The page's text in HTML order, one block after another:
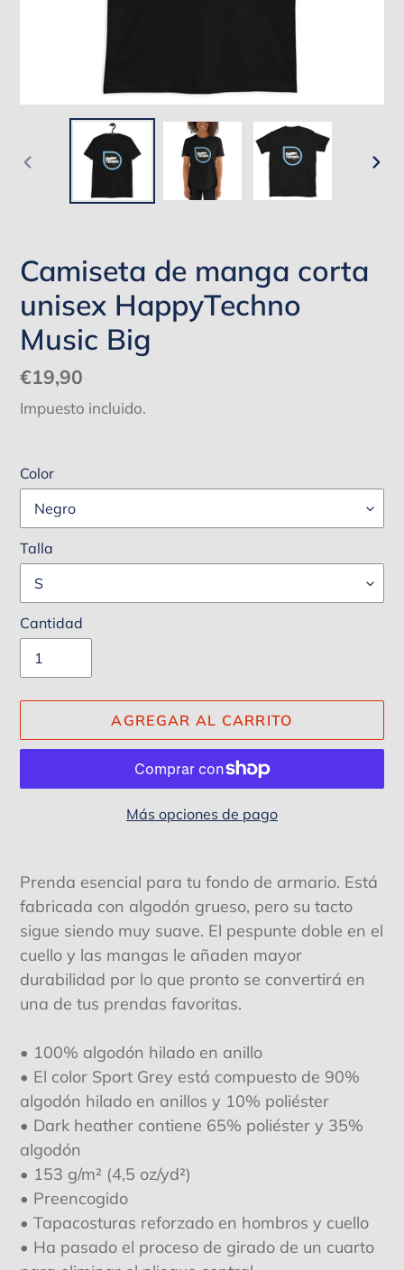
ANTERIOR
DIAPOSITIVA
Camiseta de manga corta
unisex HappyTechno
Music Big
Precio
habitual
€19,90
Impuesto incluido.
Color
Talla
Cantidad
AGREGAR AL CARRITO
Más opciones de pago
el
producto
tu
carrito
de
compra
Prenda esencial para tu fondo de armario. Está
fabricada con algodón grueso, pero su tacto
sigue siendo muy suave. El pespunte doble en el
cuello y las mangas le añaden mayor
durabilidad por lo que pronto se convertirá en
una de tus prendas favoritas.
• 100% algodón hilado en anillo
• El color Sport Grey está compuesto de 90%
algodón hilado en anillos y 10% poliéster
• Dark heather contiene 65% poliéster y 35%
algodón
• 153 g/m² (4,5 oz/yd²)
• Preencogido
• Tapacosturas reforzado en hombros y cuello
• Ha pasado el proceso de girado de un cuarto